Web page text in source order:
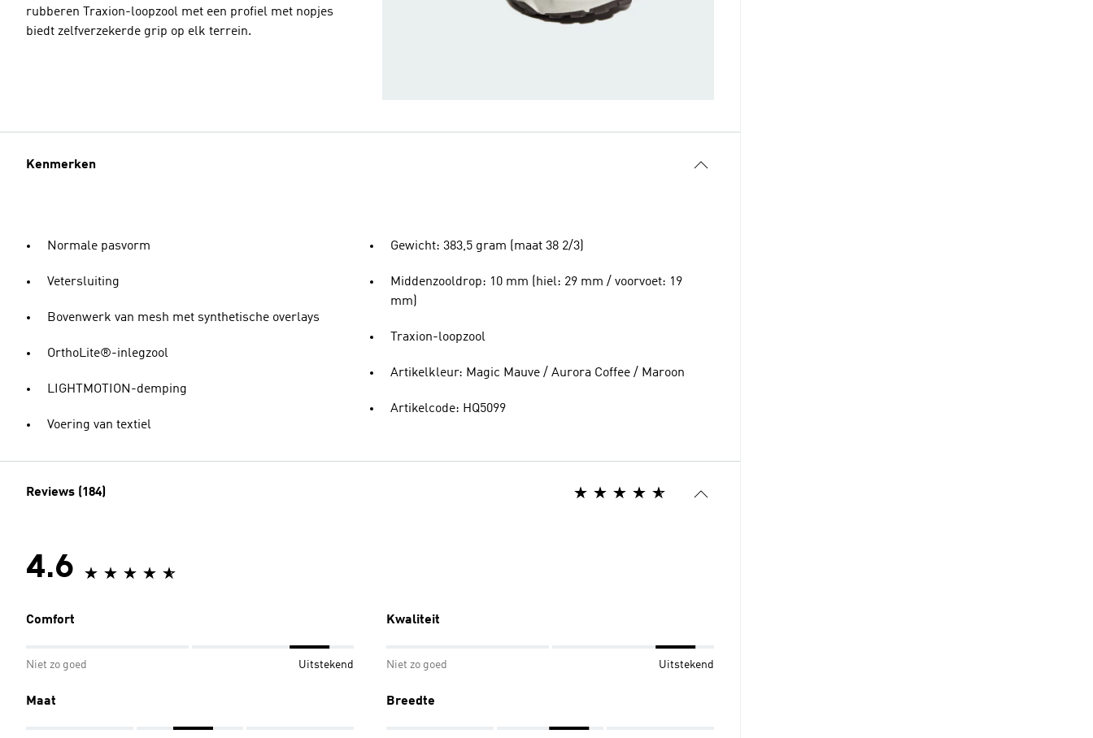
rubberen Traxion-loopzool met een profiel met nopjes
biedt zelfverzekerde grip op elk terrein.
Kenmerken
Normale pasvorm
Vetersluiting
Bovenwerk van mesh met synthetische overlays
OrthoLite®-inlegzool
LIGHTMOTION-demping
Voering van textiel
Gewicht: 383,5 gram (maat 38 2/3)
Middenzooldrop: 10 mm (hiel: 29 mm / voorvoet: 19
mm)
Traxion-loopzool
Artikelkleur: Magic Mauve / Aurora Coffee / Maroon
Artikelcode: HQ5099
Reviews (184)
4.6
Comfort
Niet zo goed Uitstekend
Kwaliteit
Niet zo goed Uitstekend
Maat Breedte